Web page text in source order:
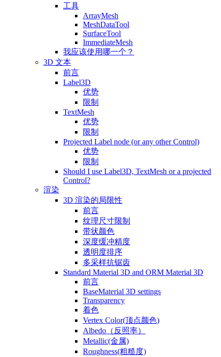
工具
ArrayMesh
MeshDataTool
SurfaceTool
ImmediateMesh
我应该使用哪一个？
3D 文本
前言
Label3D
优势
限制
TextMesh
优势
限制
Projected Label node (or any other Control)
优势
限制
Should I use Label3D, TextMesh or a projected
Control?
渲染
3D 渲染的局限性
前言
纹理尺寸限制
带状颜色
深度缓冲精度
透明度排序
多采样抗锯齿
Standard Material 3D and ORM Material 3D
前言
BaseMaterial 3D settings
Transparency
着色
Vertex Color(顶点颜色)
Albedo（反照率）
Metallic(金属)
Roughness(粗糙度)